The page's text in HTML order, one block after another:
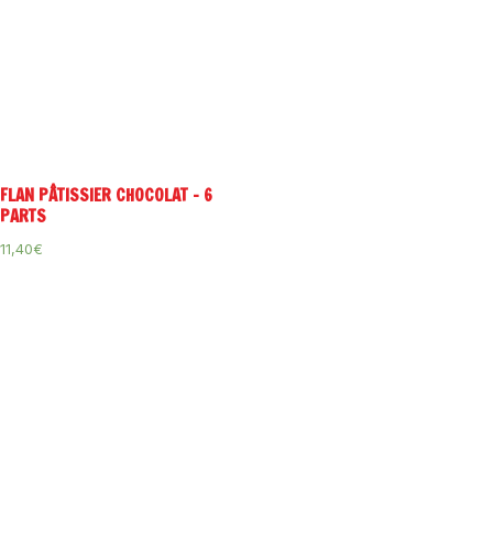
FLAN PÂTISSIER CHOCOLAT – 6
PARTS
11,40€